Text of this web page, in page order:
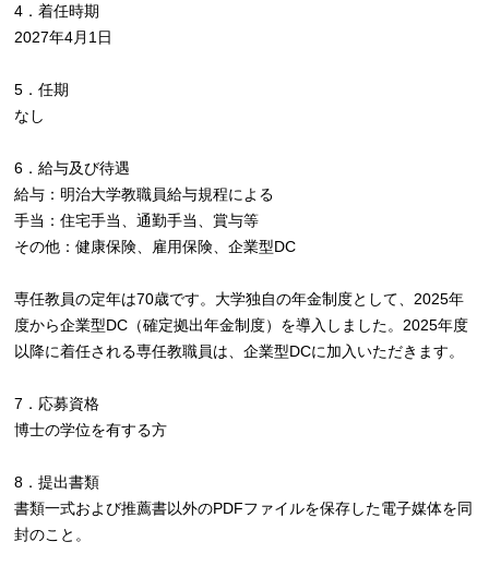
4．着任時期
2027年4月1日
5．任期
なし
6．給与及び待遇
給与：明治大学教職員給与規程による
手当：住宅手当、通勤手当、賞与等
その他：健康保険、雇用保険、企業型DC
専任教員の定年は70歳です。大学独自の年金制度として、2025年
度から企業型DC（確定拠出年金制度）を導入しました。2025年度
以降に着任される専任教職員は、企業型DCに加入いただきます。
7．応募資格
博士の学位を有する方
8．提出書類
書類一式および推薦書以外のPDFファイルを保存した電子媒体を同
封のこと。